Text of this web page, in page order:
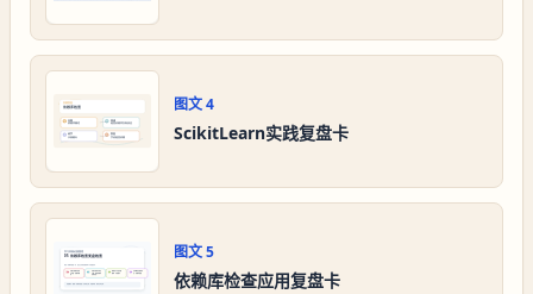
图文4
ScikitLearn实践复盘卡
图文5
依赖库检查应用复盘卡